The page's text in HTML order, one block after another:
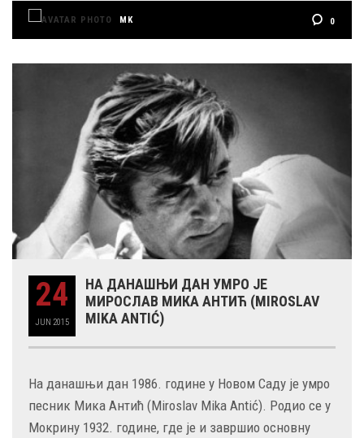
MK 0
24
JUN 2015
НА ДАНАШЊИ ДАН УМРО ЈЕ
МИРОСЛАВ МИКА АНТИЋ (MIROSLAV
MIKA ANTIĆ)
На данашњи дан 1986. године у Новом Саду је умро
песник Мика Антић (Miroslav Mika Antić). Родио се у
Мокрину 1932. године, где је и завршио основну